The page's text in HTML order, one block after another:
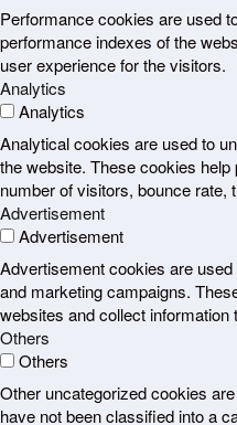
Performance cookies are used
performance indexes of the
user experience for the visitors.
Analytics
Analytics
Analytical cookies are used to
the website. These cookies
number of visitors, bounce rate,
Advertisement
Advertisement
Advertisement cookies are
and marketing campaigns.
websites and collect
Others
Others
Other uncategorized cookies
have not been classified into a